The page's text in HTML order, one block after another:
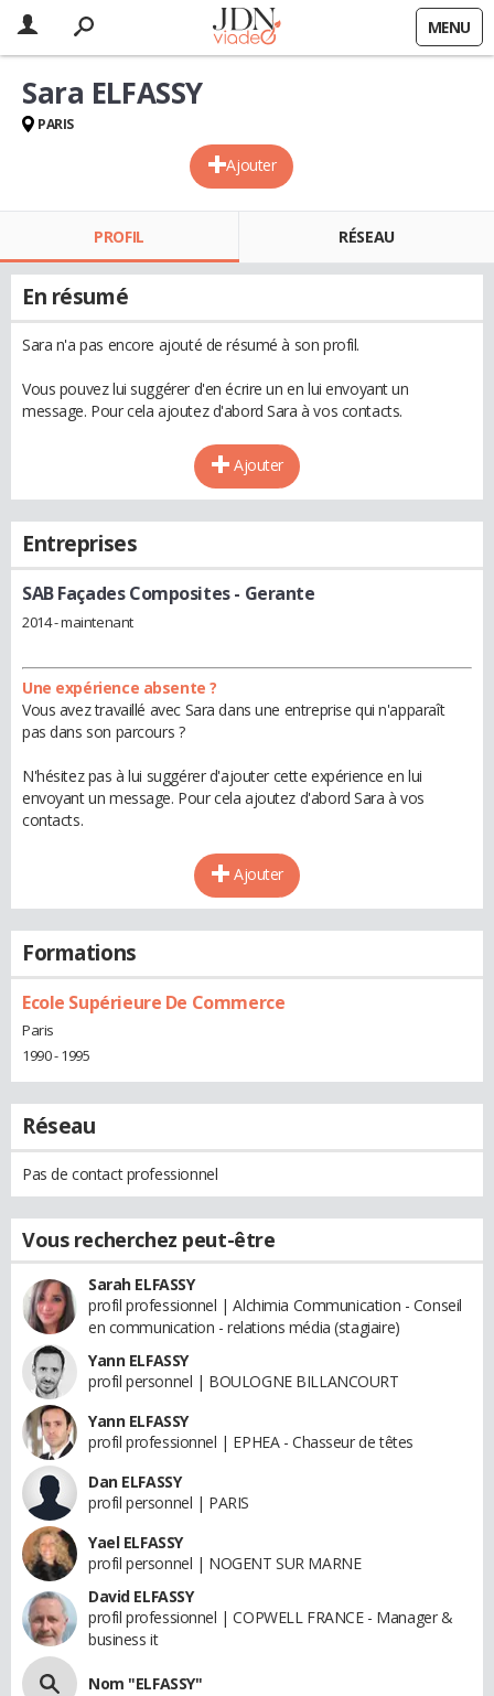
MENU
Ajouter
Sara ELFASSY
PARIS
PROFIL RÉSEAU
En résumé
Sara n'a pas encore ajouté de résumé à son profil.
Vous pouvez lui suggérer d'en écrire un en lui envoyant un
message. Pour cela ajoutez d'abord Sara à vos contacts.
Ajouter
Entreprises
SAB Façades Composites- Gerante
2014 - maintenant
Une expérience absente ?
Vous avez travaillé avec Sara dans une entreprise qui n'apparaît
pas dans son parcours ?
N'hésitez pas à lui suggérer d'ajouter cette expérience en lui
envoyant un message. Pour cela ajoutez d'abord Sara à vos
contacts.
Ajouter
Formations
Ecole Supérieure De Commerce
Paris
1990 - 1995
Réseau
Pas de contact professionnel
Vous recherchez peut-être
Sarah ELFASSY
profil professionnel | Alchimia Communication - Conseil
en communication - relations média (stagiaire)
Yann ELFASSY
profil personnel | BOULOGNE BILLANCOURT
Yann ELFASSY
profil professionnel | EPHEA - Chasseur de têtes
Dan ELFASSY
profil personnel | PARIS
Yael ELFASSY
profil personnel | NOGENT SUR MARNE
David ELFASSY
profil professionnel | COPWELL FRANCE - Manager &
business it
Nom "ELFASSY"